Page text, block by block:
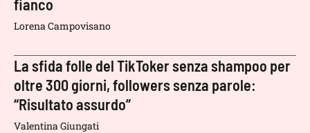
fianco
Lorena Campovisano
La sfida folle del TikToker senza shampoo per
oltre 300 giorni, followers senza parole:
“Risultato assurdo”
Valentina Giungati